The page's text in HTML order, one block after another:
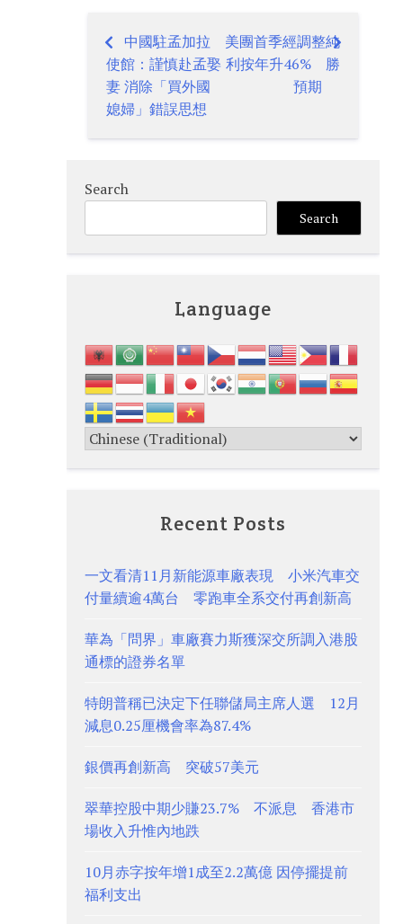
Post
navigation
中國駐孟加拉
使館：謹慎赴孟娶
妻 消除「買外國
媳婦」錯誤思想
美團首季經調整純
利按年升46% 勝
預期
Search
Search
Language
Recent Posts
一文看清11月新能源車廠表現 小米汽車交
付量續逾4萬台 零跑車全系交付再創新高
華為「問界」車廠賽力斯獲深交所調入港股
通標的證券名單
特朗普稱已決定下任聯儲局主席人選 12月
減息0.25厘機會率為87.4%
銀價再創新高 突破57美元
翠華控股中期少賺23.7% 不派息 香港市
場收入升惟內地跌
10月赤字按年增1成至2.2萬億 因停擺提前
福利支出